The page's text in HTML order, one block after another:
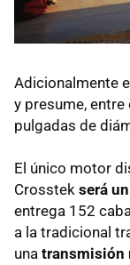
Adicionalmente
y presume,
pulgadas de
El único motor
Crosstek será
entrega 152
a la tradicional
una transmisión